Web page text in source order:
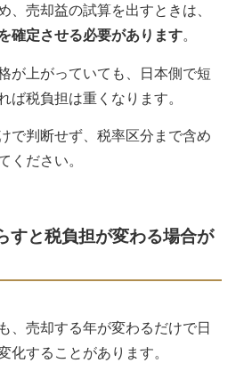
、売却益の試算を出すときは、
確定させる必要があります。
が上がっていても、日本側で短
ば税負担は重くなります。
で判断せず、税率区分まで含め
ください。
すと税負担が変わる場合が
、 売却する年が変わるだけで日
化することがあります。